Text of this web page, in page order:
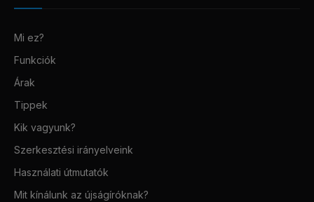
Mi ez?
Funkciók
Árak
Tippek
Kik vagyunk?
Szerkesztési irányelveink
Használati útmutatók
Mit kínálunk az újságíróknak?